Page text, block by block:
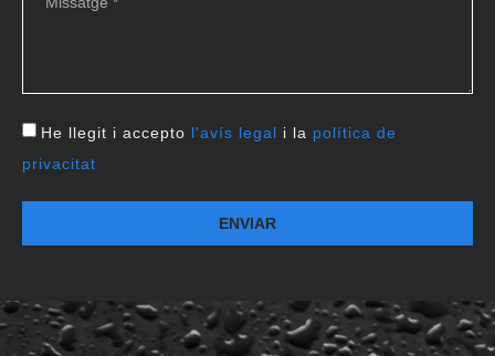
He llegit i accepto l'avís legal i la política de
privacitat
ENVIAR